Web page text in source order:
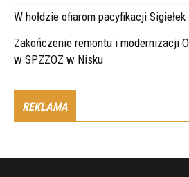
W hołdzie ofiarom pacyfikacji
Zakończenie remontu i modernizacji
w SPZZOZ w Nisku
REKLAMA